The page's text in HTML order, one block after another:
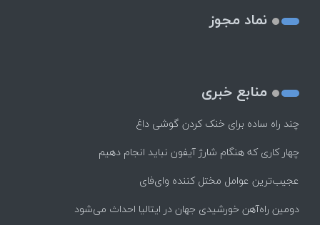
نماد مجوز
منابع خبری
چند راه‌ ساده برای خنک کردن گوشی داغ
چهار کاری که هنگام شارژ آیفون نباید انجام دهیم
عجیب‌ترین عوامل مختل کننده وای‌فای
دومین راه‌آهن خورشیدی جهان در ایتالیا احداث می‌شود